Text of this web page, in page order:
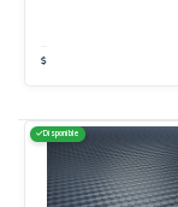
Disponible